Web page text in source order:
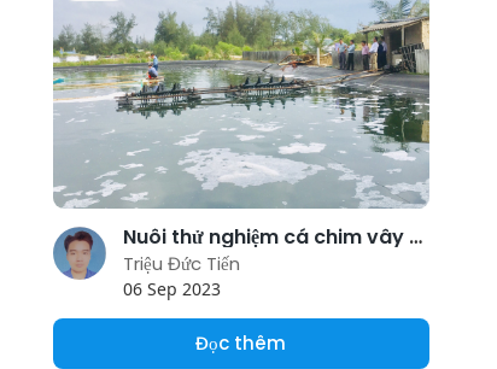
Nuôi thử nghiệm cá chim vây vàng
Triệu Đức Tiến
06 Sep 2023
Đọc thêm